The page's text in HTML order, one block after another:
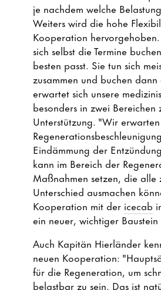
je nachdem welche
Weiters wird die hohe
Kooperation
sich selbst die Termine
besten passt. Sie tun sich
zusammen und buchen dann
erwartet sich unsere
besonders in zwei Bereichen
Unterstützung. "Wir
Eindämmung der
kann im Bereich der
Maßnahmen setzen, die alle
Unterschied ausmachen
Kooperation mit der icecab
ein neuer, wichtiger Baustein
Auch Kapitän Hierländer
neuen Kooperation:
für die Regeneration, um
belastbar zu sein. Das ist